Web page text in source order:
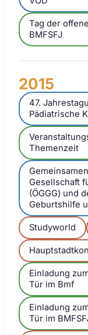
Tag der
BMFSFJ
2015
47.
Pädiatrische
Themenzeit
Gesellschaft
(ÖGGG) und
Geburtshilfe
Studyworld
Einladung
Tür im Bmf
Einladung
Tür im